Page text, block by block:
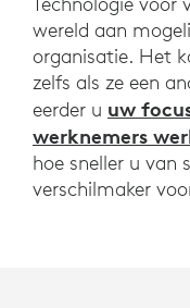
wereld aan
organisatie. Het
zelfs als ze een
eerder u uw
werknemers
hoe sneller u van
verschilmaker